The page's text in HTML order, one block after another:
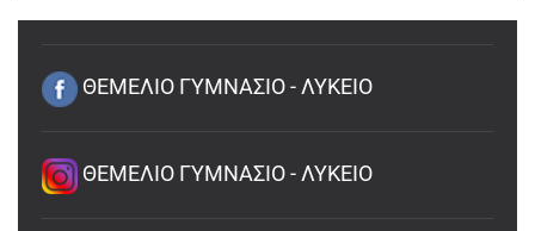
ΘΕΜΕΛΙΟ ΓΥΜΝΑΣΙΟ - ΛΥΚΕΙΟ
ΘΕΜΕΛΙΟ ΓΥΜΝΑΣΙΟ - ΛΥΚΕΙΟ